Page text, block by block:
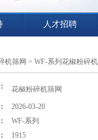
人才招聘
机筛网 > WF-系列花椒粉碎
花椒粉碎机筛网
2026-03-20
WF-系列
1915